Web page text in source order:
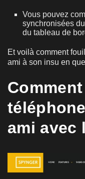
Vous pouvez
synchronisées
du tableau de
Et voilà comment
ami à son insu en
ami avec